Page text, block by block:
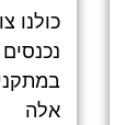
כולנו
אלה